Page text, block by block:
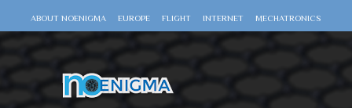
ABOUT NOENIGMA EUROPE FLIGHT INTERNET MECHATRONICS